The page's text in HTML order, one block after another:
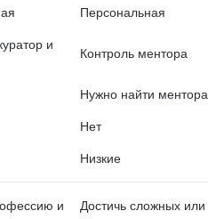
Персональная
и
Контроль ментора
Нужно найти ментора
Нет
Низкие
и
Достичь сложных или